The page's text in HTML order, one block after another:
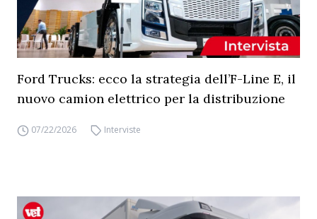
Ford Trucks: ecco la strategia dell’F-Line E, il
nuovo camion elettrico per la distribuzione
07/22/2026 Interviste